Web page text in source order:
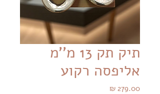
תיק תק 13 מ''מ
אליפסה רקוע
מחיר